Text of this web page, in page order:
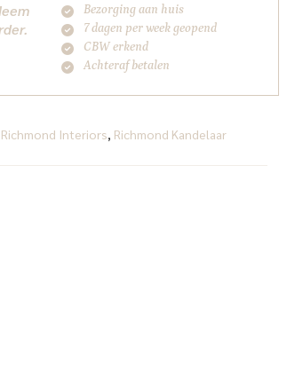
Bezorging aan huis
7 dagen per week geopend
CBW erkend
Achteraf betalen
Richmond Interiors, Richmond Kandelaar